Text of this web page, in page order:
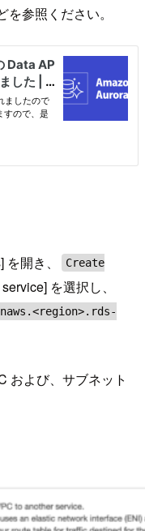
参照ください。
開き、
Create
を選択し、
および、サブネット